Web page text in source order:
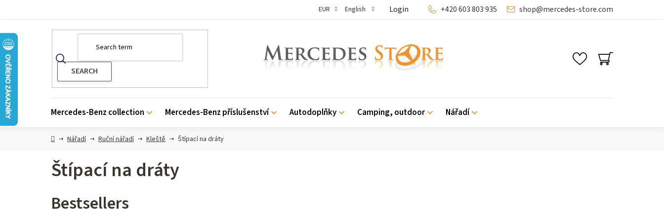
EUR English Login shop@mercedes-store.com
+420 603 803 935
SHOPPING
CART
Mercedes-Benz collection Mercedes-Benz příslušenství Autodoplňky Camping, outdoor Nářadí
HomeNářadí Ruční nářadí Kleště Štípací na dráty
Štípací na dráty
Bestsellers